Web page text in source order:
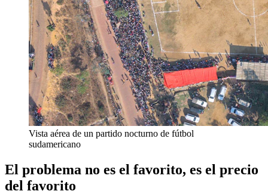
Vista aérea de un partido nocturno de fútbol
sudamericano
El problema no es el favorito, es el precio
del favorito